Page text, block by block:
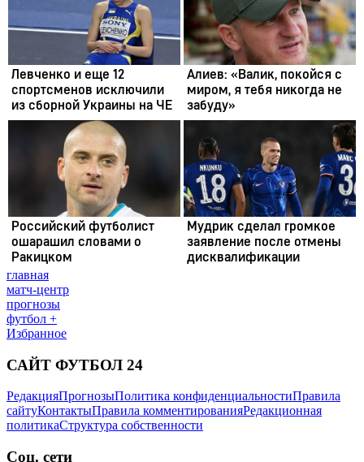
главная
матч-центр
прогнозы
футбол +
Избранное
САЙТ ФУТБОЛ 24
РедакцияПрогнозыПолитика конфиденциальностиПравила
сайтуКонтактыПравила комментированияРедакционная
политикаСтруктура собственности
Соц. сети